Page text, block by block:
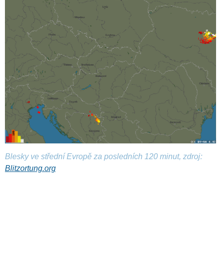
Blesky ve střední Evropě za posledních 120 minut, zdroj:
Blitzortung.org